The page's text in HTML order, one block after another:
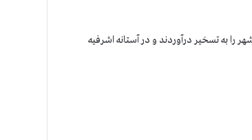
را به تسخیر درآوردند و در آستانه اشرفیه